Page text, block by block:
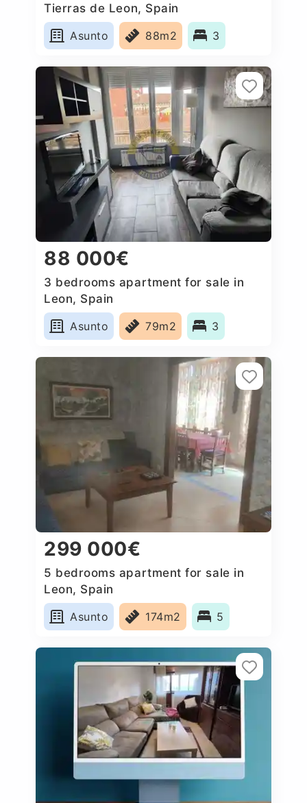
Tierras de Leon, Spain
Asunto
88m2 3
88 000€
3 bedrooms apartment for sale in
Leon, Spain
Asunto
79m2 3
299 000€
5 bedrooms apartment for sale in
Leon, Spain
Asunto
174m2 5